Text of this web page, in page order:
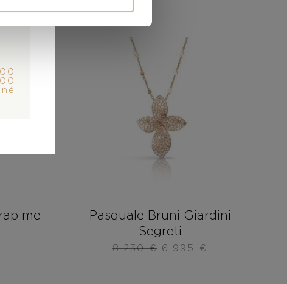
me
ZĽAVA!
Pasquale Bruni Giardini
Segreti
8.230€ 6.995 €